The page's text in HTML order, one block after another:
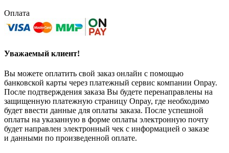
Оплата
Уважаемый клиент!
Вы можете оплатить свой заказ онлайн с помощью
банковской карты через платежный сервис компании Onpay.
После подтверждения заказа Вы будете перенаправлены на
защищенную платежную страницу Onpay, где необходимо
будет ввести данные для оплаты заказа. После успешной
оплаты на указанную в форме оплаты электронную почту
будет направлен электронный чек с информацией о заказе
и данными по произведенной оплате.